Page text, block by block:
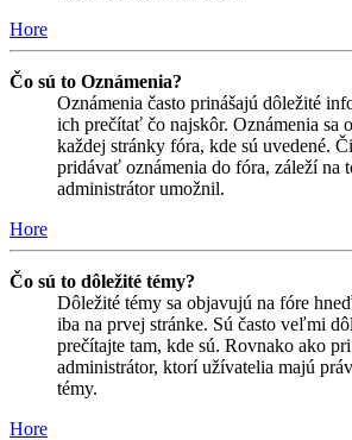
Hore
Čo sú to Oznámenia?
Oznámenia často prinášajú dôležité
ich prečítať čo najskôr. Oznámenia sa
každej stránky fóra, kde sú uvedené.
pridávať oznámenia do fóra, záleží na
administrátor umožnil.
Hore
Čo sú to dôležité témy?
Dôležité témy sa objavujú na fóre
iba na prvej stránke. Sú často veľmi
prečítajte tam, kde sú. Rovnako ako
administrátor, ktorí užívatelia majú
témy.
Hore